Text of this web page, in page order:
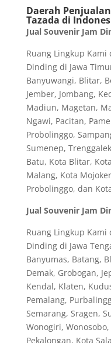
Daerah
Tazada di
Jual Souvenir Jam
Ruang Lingkup Kami
Dinding di Jawa
Banyuwangi, Blitar,
Jember, Jombang,
Madiun, Magetan,
Ngawi, Pacitan,
Probolinggo,
Sumenep,
Batu, Kota Blitar,
Malang, Kota
Probolinggo, dan
Jual Souvenir Jam
Ruang Lingkup Kami
Dinding di Jawa
Banyumas, Batang,
Demak, Grobogan,
Kendal, Klaten,
Pemalang,
Semarang, Sragen,
Wonogiri,
Pekalongan, Kota